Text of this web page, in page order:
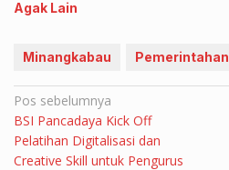
Agak Lain
Minangkabau Pemerintahan
Navigasi
pos
Pos sebelumnya
BSI Pancadaya Kick Off
Pelatihan Digitalisasi dan
Creative Skill untuk Pengurus